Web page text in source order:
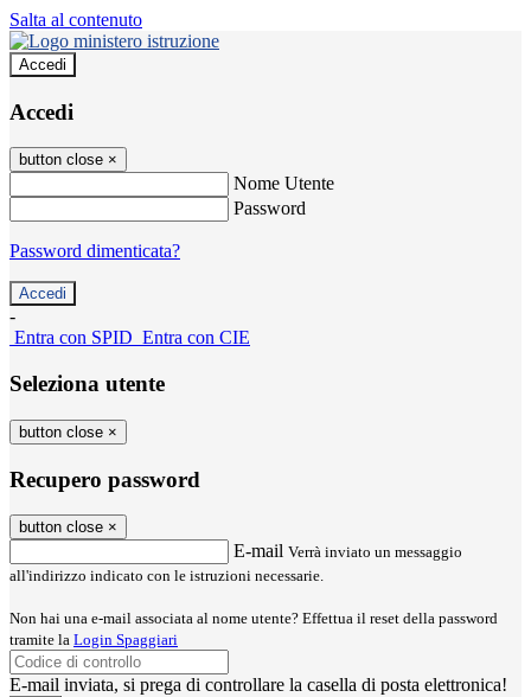
Salta al contenuto
Accedi
Accedi
button close ×
Nome Utente
Password
Password dimenticata?
-
Entra con SPID Entra con CIE
Seleziona utente
button close ×
Recupero password
button close ×
E-mail Verrà inviato un messaggio
all'indirizzo indicato con le istruzioni necessarie.
Non hai una e-mail associata al nome utente? Effettua il reset della password
tramite la Login Spaggiari
E-mail inviata, si prega di controllare la casella di posta elettronica!